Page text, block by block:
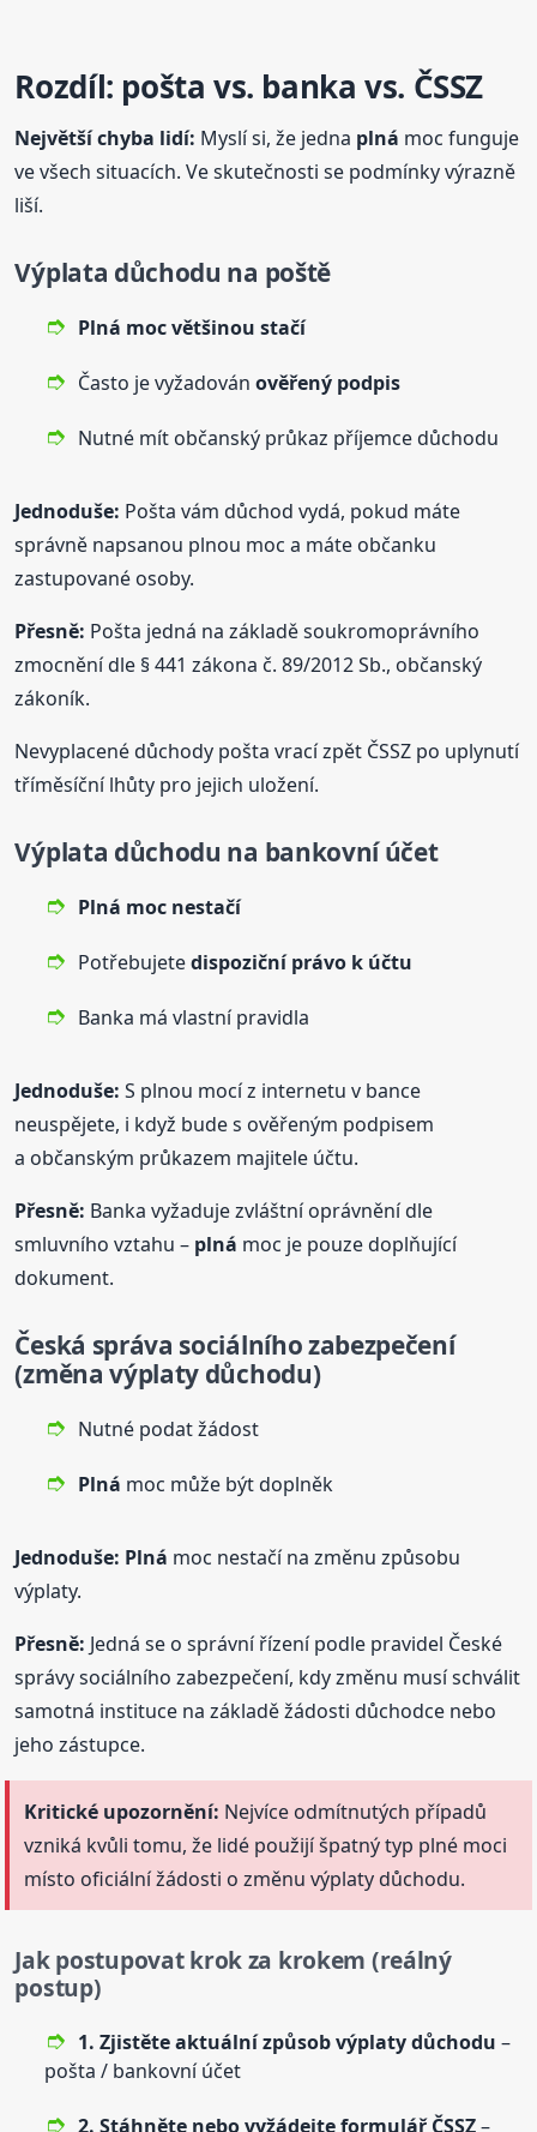
Rozdíl: pošta vs. banka vs. ČSSZ
Největší chyba lidí: Myslí si, že jedna plná moc funguje
ve všech situacích. Ve skutečnosti se podmínky výrazně
liší.
Výplata důchodu na poště
Plná moc většinou stačí
Často je vyžadovánověřený podpis
Nutné mít občanský průkaz příjemce důchodu
Jednoduše: Pošta vám důchod vydá, pokud máte
správně napsanou plnou moc a máte občanku
zastupované osoby.
Přesně: Pošta jedná na základě soukromoprávního
zmocnění dle § 441 zákona č. 89/2012 Sb., občanský
zákoník.
Nevyplacené důchody pošta vrací zpět ČSSZ po uplynutí
tříměsíční lhůty pro jejich uložení.
Výplata důchodu na bankovní účet
Plná moc nestačí
Potřebujetedispoziční právo k účtu
Banka má vlastní pravidla
Jednoduše: S plnou mocí z internetu v bance
neuspějete, i když bude s ověřeným podpisem
a občanským průkazem majitele účtu.
Přesně: Banka vyžaduje zvláštní oprávnění dle
smluvního vztahu – plná moc je pouze doplňující
dokument.
Česká správa sociálního zabezpečení
(změna výplaty důchodu)
Nutné podat žádost
Plná moc může být doplněk
Jednoduše: Plná moc nestačí na změnu způsobu
výplaty.
Přesně: Jedná se o správní řízení podle pravidel České
správy sociálního zabezpečení, kdy změnu musí schválit
samotná instituce na základě žádosti důchodce nebo
jeho zástupce.
Kritické upozornění: Nejvíce odmítnutých případů
vzniká kvůli tomu, že lidé použijí špatný typ plné moci
místo oficiální žádosti o změnu výplaty důchodu.
Jak postupovat krok za krokem (reálný
postup)
1. Zjistěte aktuální způsob výplaty důchodu –
pošta / bankovní účet
2. Stáhněte nebo vyžádejte formulář ČSSZ–